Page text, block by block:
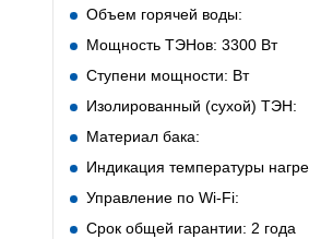
Объем горячей воды:
Мощность ТЭНов: 3300 Вт
Ступени мощности: Вт
Изолированный (сухой) ТЭН:
Материал бака:
Индикация температуры
Управление по Wi-Fi:
Срок общей гарантии: 2 года